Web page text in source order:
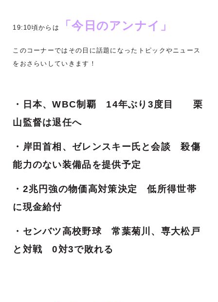
19:10頃からは 「今日のアンナイ」
このコーナーではその日に話題になったトピックやニュース
をおさらいしていきます！
・日本、WBC制覇 14年ぶり3度目栗
山監督は退任へ
・岸田首相、ゼレンスキー氏と会談 殺傷
能力のない装備品を提供予定
・2兆円強の物価高対策決定 低所得世帯
に現金給付
・センバツ高校野球 常葉菊川、専大松戸
と対戦 0対3で敗れる